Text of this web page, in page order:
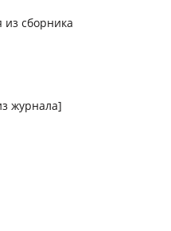
из сборника
журнала]